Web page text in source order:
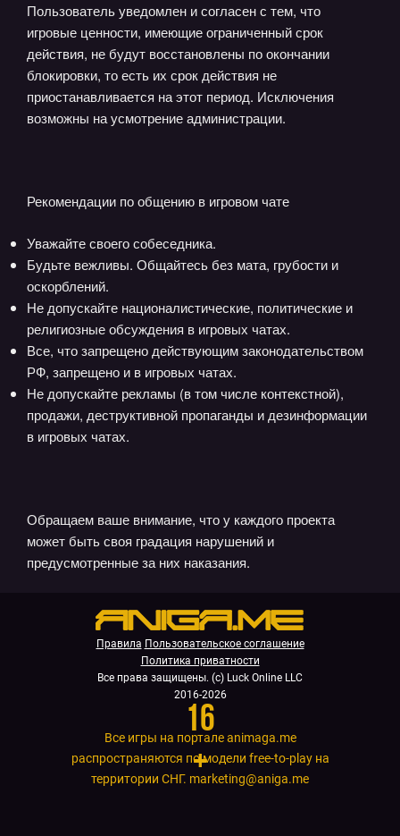
Пользователь уведомлен и согласен с тем, что
игровые ценности, имеющие ограниченный срок
действия, не будут восстановлены по окончании
блокировки, то есть их срок действия не
приостанавливается на этот период. Исключения
возможны на усмотрение администрации.
Рекомендации по общению в игровом чате
Уважайте своего собеседника.
Будьте вежливы. Общайтесь без мата, грубости и
оскорблений.
Не допускайте националистические, политические и
религиозные обсуждения в игровых чатах.
Все, что запрещено действующим законодательством
РФ, запрещено и в игровых чатах.
Не допускайте рекламы (в том числе контекстной),
продажи, деструктивной пропаганды и дезинформации
в игровых чатах.
Обращаем ваше внимание, что у каждого проекта
может быть своя градация нарушений и
предусмотренные за них наказания.
Правила Пользовательское соглашение
Политика приватности
Все права защищены. (с) Luck Online LLC
2016-2026
16
+
Все игры на портале animaga.me
распространяются по модели free-to-play на
территории СНГ. marketing@aniga.me